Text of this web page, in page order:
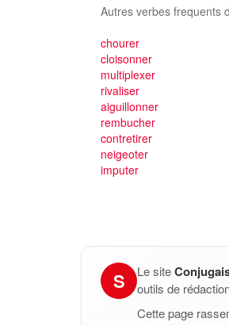
Autres verbes frequents
chourer
cloisonner
multiplexer
rivaliser
aiguillonner
rembucher
contretirer
neigeoter
imputer
S Le site
outils de
Cette page